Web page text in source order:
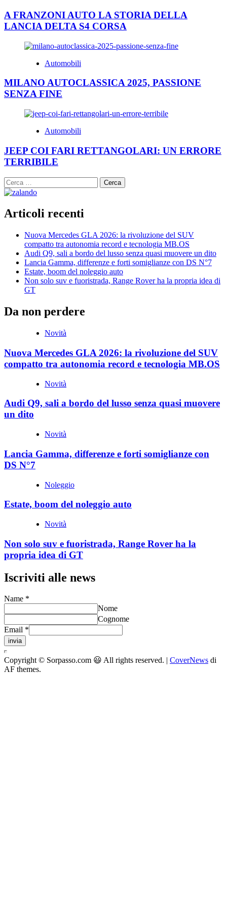
A FRANZONI AUTO LA STORIA DELLA
LANCIA DELTA S4 CORSA
Automobili
MILANO AUTOCLASSICA 2025, PASSIONE
SENZA FINE
Automobili
JEEP COI FARI RETTANGOLARI: UN ERRORE
TERRIBILE
Ricerca
per:
Articoli recenti
Nuova Mercedes GLA 2026: la rivoluzione del SUV
compatto tra autonomia record e tecnologia MB.OS
Audi Q9, sali a bordo del lusso senza quasi muovere un dito
Lancia Gamma, differenze e forti somiglianze con DS N°7
Estate, boom del noleggio auto
Non solo suv e fuoristrada, Range Rover ha la propria idea di
GT
Da non perdere
Novità
Nuova Mercedes GLA 2026: la rivoluzione del SUV
compatto tra autonomia record e tecnologia MB.OS
Novità
Audi Q9, sali a bordo del lusso senza quasi muovere
un dito
Novità
Lancia Gamma, differenze e forti somiglianze con
DS N°7
Noleggio
Estate, boom del noleggio auto
Novità
Non solo suv e fuoristrada, Range Rover ha la
propria idea di GT
Iscriviti alle news
Name *
Nome
Cognome
Email *
invia
Copyright © Sorpasso.com 😃 All rights reserved. CoverNews di
AF themes.